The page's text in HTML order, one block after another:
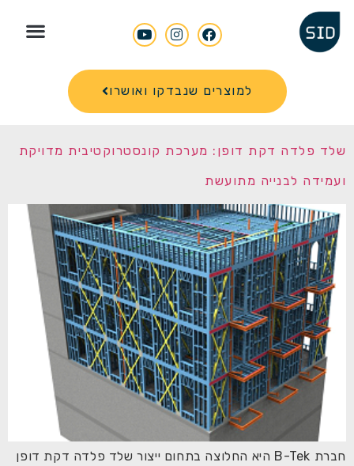
למוצרים שנבדקו ואושרו
שלד פלדה דקת דופן: מערכת קונסטרוקטיבית מדויקת
ועמידה לבנייה מתועשת
חברת B-Tek היא החלוצה בתחום ייצור שלד פלדה דקת דופן